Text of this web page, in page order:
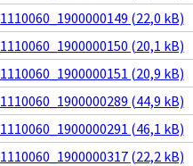
1110060_1900000149 (22,0 kB)
1110060_1900000150 (20,1 kB)
1110060_1900000151 (20,9 kB)
1110060_1900000289 (44,9 kB)
1110060_1900000291 (46,1 kB)
1110060_1900000317 (22,2 kB)